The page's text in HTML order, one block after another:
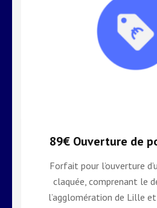
89€ Ouverture de
Forfait pour l’ouverture
claquée, comprenant le
l’agglomération de Lille